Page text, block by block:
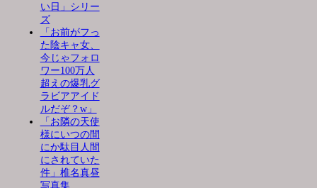
い日」シリー
ズ
「お前がフっ
た陰キャ女、
今じゃフォロ
ワー100万人
超えの爆乳グ
ラビアアイド
ルだぞ？w」
「お隣の天使
様にいつの間
にか駄目人間
にされていた
件」椎名真昼
写真集